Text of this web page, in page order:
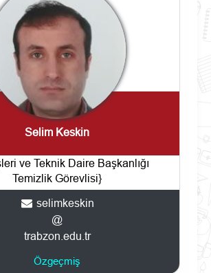
Selim Keskin
ve Teknik Daire Başkanlığı
Temizlik Görevlisi}
selimkeskin
@
trabzon.edu.tr
Özgeçmiş